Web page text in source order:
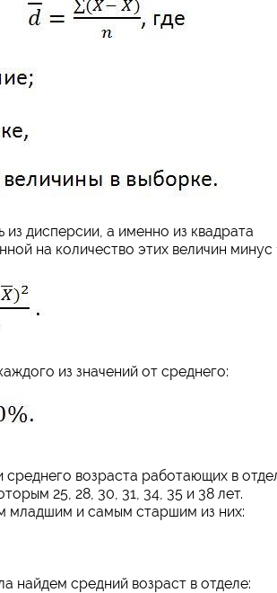
дисперсии, а именно из квадрата
на количество этих величин минус
из значений от среднего:
возраста работающих в
25, 28, 30, 31, 34, 35 и 38 лет.
младшим и самым старшим из них:
найдем средний возраст в отделе: